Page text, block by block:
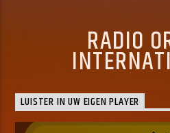
RADIO
LUISTER IN UW EIGEN PLAYER